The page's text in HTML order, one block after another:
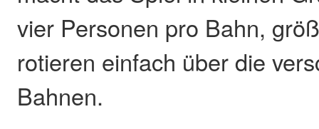
vier Personen pro Bahn,
rotieren einfach über die
Bahnen.